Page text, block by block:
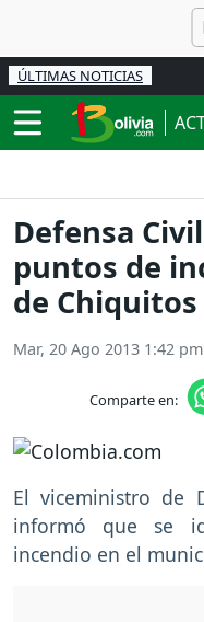
ÚLTIMAS NOTICIAS
Defensa
puntos de
de Chiquitos
Mar, 20 Ago 2013 1:42 pm
Comparte en:
El viceministro de
informó que se
incendio en el